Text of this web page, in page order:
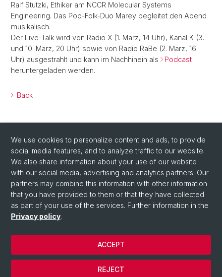
Ralf Stutzki, Ethiker am NCCR Molecular Systems
Engineering. Das Pop-Folk-Duo Marey begleitet den Abend
musikalisch.
Der Live-Talk wird von Radio X (1. März, 14 Uhr), Kanal K (3.
und 10. März, 20 Uhr) sowie von Radio RaBe (2. März, 16
Uhr) ausgestrahlt und kann im Nachhinein als
Podcast
heruntergeladen werden.
Back
Social Media
Visit us on Twitter!
© University of Basel
We use cookies to personalize content and ads, to provide
social media features, and to analyze traffic to our website.
We also share information about your use of our website
with our social media, advertising and analytics partners. Our
partners may combine this information with other information
that you have provided to them or that they have collected
as part of your use of the services. Further information in the
Privacy policy.
REJECT
ACCEPT